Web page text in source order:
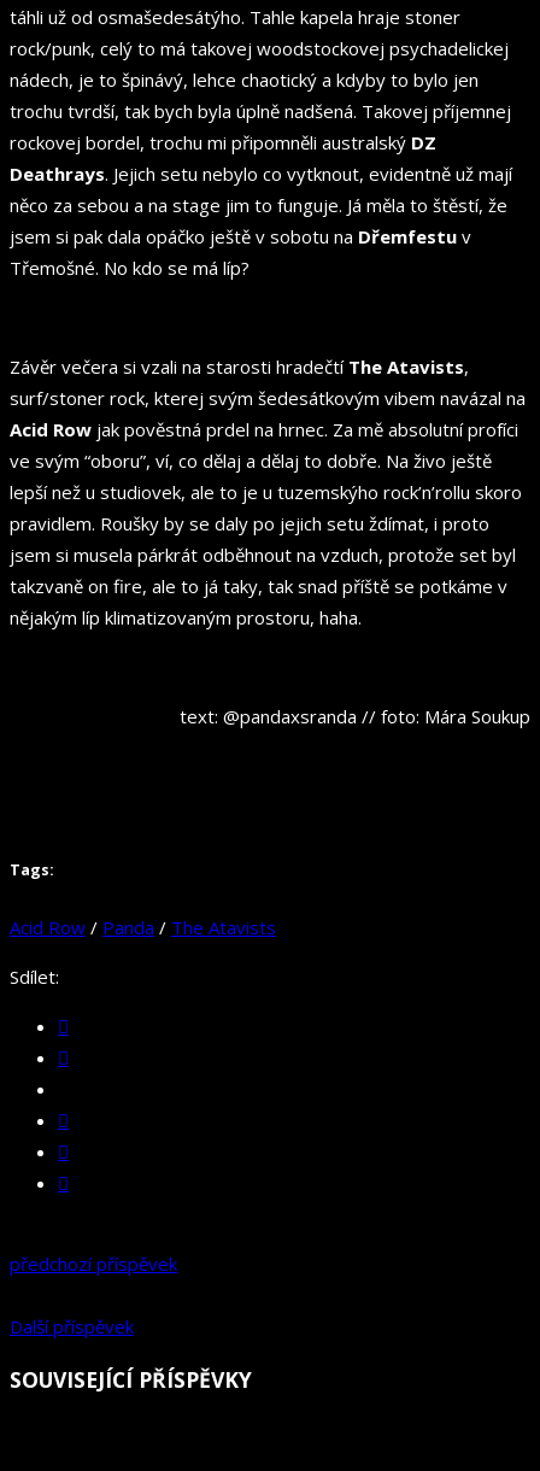
táhli už od osmašedesátýho. Tahle kapela hraje stoner
rock/punk, celý to má takovej woodstockovej psychadelickej
nádech, je to špinávý, lehce chaotický a kdyby to bylo jen
trochu tvrdší, tak bych byla úplně nadšená. Takovej příjemnej
rockovej bordel, trochu mi připomněli australský DZ
Deathrays. Jejich setu nebylo co vytknout, evidentně už mají
něco za sebou a na stage jim to funguje. Já měla to štěstí, že
jsem si pak dala opáčko ještě v sobotu na Dřemfestu v
Třemošné. No kdo se má líp?
Závěr večera si vzali na starosti hradečtí The Atavists,
surf/stoner rock, kterej svým šedesátkovým vibem navázal na
Acid Row jak pověstná prdel na hrnec. Za mě absolutní profíci
ve svým “oboru”, ví, co dělaj a dělaj to dobře. Na živo ještě
lepší než u studiovek, ale to je u tuzemskýho rock’n’rollu skoro
pravidlem. Roušky by se daly po jejich setu ždímat, i proto
jsem si musela párkrát odběhnout na vzduch, protože set byl
takzvaně on fire, ale to já taky, tak snad příště se potkáme v
nějakým líp klimatizovaným prostoru, haha.
text: @pandaxsranda // foto: Mára Soukup
Tags:
Acid Row / Panda / The Atavists
Sdílet:
předchozí příspěvek
Další příspěvek
SOUVISEJÍCÍ PŘÍSPĚVKY